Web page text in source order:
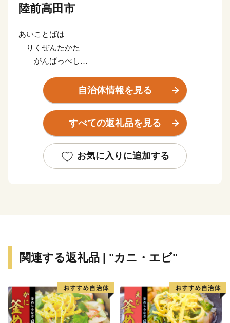
陸前高田市
あいことばは
りくぜんたかた
がんばっぺし
うみの向こうまで
岩手県陸前高田市は2011年の東日本大震災で壊滅的な
被害を受けましたが、2025年5月に開館した県指定有形
備は終了いたしました。
全国各地から陸前高田市へご支援いただき、お礼申し上
秋はりんごやブドウ、秋の味覚に舌鼓み。各地で黄金の
冬は雪も少なく過ごしやすく、虎舞いで新年を祝いま
す。
四季折々の陸前高田へ、ぜひ一度お越しください。
自治体情報を見る
すべての返礼品を見る
お気に入りに追加する
関連する返礼品 | "カニ・エビ"